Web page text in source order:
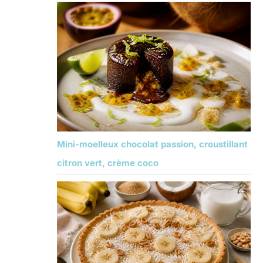
Mini-moelleux chocolat passion, croustillant
citron vert, crème coco